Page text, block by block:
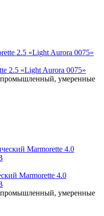
2.5 «Light Aurora 0075»
промышленный, умеренные
Marmorette 4.0
промышленный, умеренные